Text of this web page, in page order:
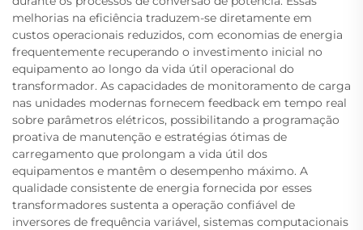
melhorias na eficiência traduzem-se diretamente em
custos operacionais reduzidos, com economias de energia
frequentemente recuperando o investimento inicial no
equipamento ao longo da vida útil operacional do
transformador. As capacidades de monitoramento de carga
nas unidades modernas fornecem feedback em tempo real
sobre parâmetros elétricos, possibilitando a programação
proativa de manutenção e estratégias ótimas de
carregamento que prolongam a vida útil dos
equipamentos e mantêm o desempenho máximo. A
qualidade consistente de energia fornecida por esses
transformadores sustenta a operação confiável de
inversores de frequência variável, sistemas computacionais